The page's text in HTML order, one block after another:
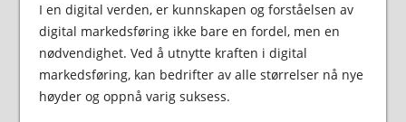
I en digital verden, er kunnskapen og forståelsen av
digital markedsføring ikke bare en fordel, men en
nødvendighet. Ved å utnytte kraften i digital
markedsføring, kan bedrifter av alle størrelser nå nye
høyder og oppnå varig suksess.